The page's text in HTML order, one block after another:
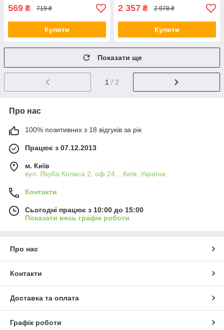
569 ₴ 719 ₴
Купити
2 357 ₴ 2 978 ₴
Купити
Показати ще
1 / 2
Про нас
100% позитивних з 18 відгуків за рік
Працює з 07.12.2013
м. Київ
вул. Якуба Коласа 2, оф 24. , Київ, Україна
Контакти
Сьогодні працює з 10:00 до 15:00
Показати весь графік роботи
Про нас
Контакти
Доставка та оплата
Графік роботи